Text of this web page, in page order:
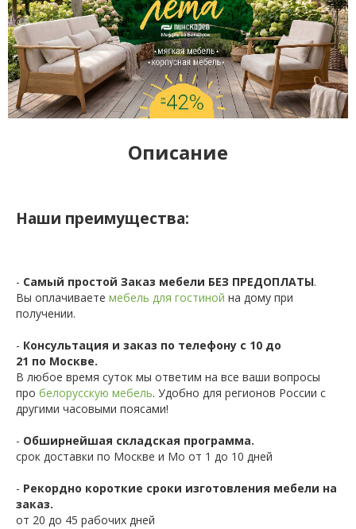
Описание
Наши преимущества:
- Самый простой Заказ мебели БЕЗ ПРЕДОПЛАТЫ.
Вы оплачиваете мебель для гостиной на дому при
получении.
- Консультация и заказ по телефону с 10 до
21 по Москве.
В любое время суток мы ответим на все ваши вопросы
про белорусскую мебель. Удобно для регионов России с
другими часовыми поясами!
- Обширнейшая складская программа.
срок доставки по Москве и Мо от 1 до 10 дней
- Рекордно короткие сроки изготовления мебели на
заказ.
от 20 до 45 рабочих дней